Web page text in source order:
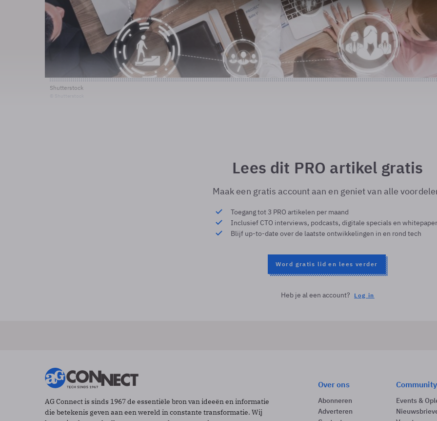
Shutterstock
Lees dit PRO artikel gratis
Maak een gratis account aan en geniet van alle
Toegang tot 3 PRO artikelen per maand
Inclusief CTO interviews, podcasts, digitale specials en
Blijf up-to-date over de laatste ontwikkelingen in en rond tech
Word gratis lid en lees verder
Heb je al een account? Log in
AG Connect is sinds 1967 de essentiële bron van ideeën en informatie
die betekenis geven aan een wereld in constante transformatie. Wij
Over ons
Abonneren
Adverteren
Community
Events &